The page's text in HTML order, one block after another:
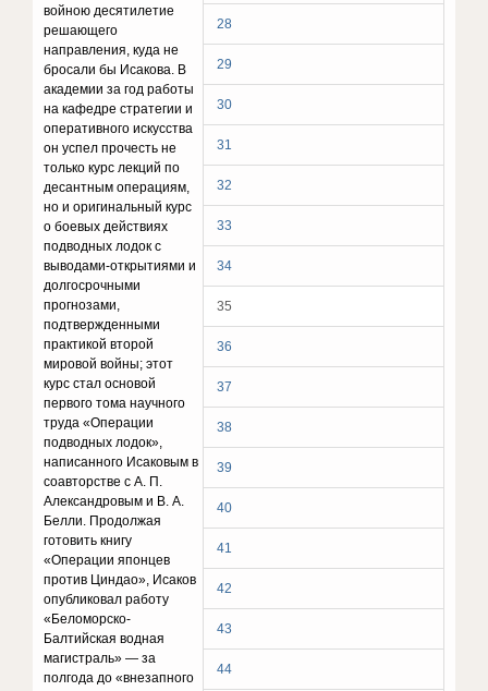
28
29
30
31
32
33
34
35
36
37
38
39
40
41
42
43
44
войною десятилетие
решающего
направления, куда не
бросали бы Исакова. В
академии за год работы
на кафедре стратегии и
оперативного искусства
он успел прочесть не
только курс лекций по
десантным операциям,
но и оригинальный курс
о боевых действиях
подводных лодок с
выводами-открытиями и
долгосрочными
прогнозами,
подтвержденными
практикой второй
мировой войны; этот
курс стал основой
первого тома научного
труда «Операции
подводных лодок»,
написанного Исаковым в
соавторстве с А. П.
Александровым и В. А.
Белли. Продолжая
готовить книгу
«Операции японцев
против Циндао», Исаков
опубликовал работу
«Беломорско-
Балтийская водная
магистраль» — за
полгода до «внезапного